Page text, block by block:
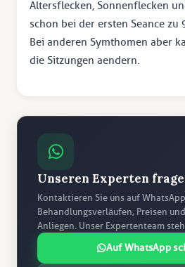
Altersflecken, Sonnenflecken
schon bei der ersten Seance
Bei anderen Symthomen aber
die Sitzungen aendern.
Unseren Experten
Kontaktieren Sie uns auf
Behandlungsverläufen, Preisen
Anliegen. Unser Expertenteam
Auf WhatsApp